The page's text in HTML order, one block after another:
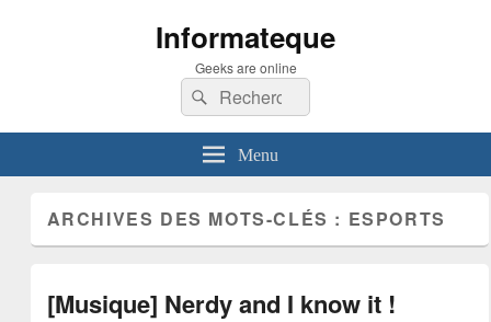
Informateque
Geeks are online
Recherche :
Rechercher
Menu
ARCHIVES DES MOTS-CLÉS : ESPORTS
[Musique] Nerdy and I know it !